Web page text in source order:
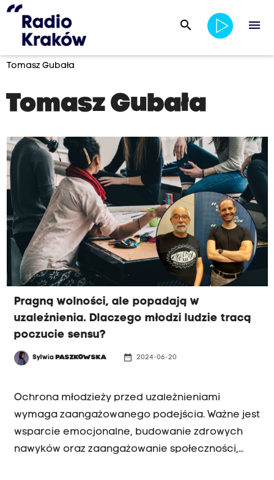
search menu
Tomasz Gubała
Tomasz Gubała
Pragną wolności, ale popadają w
uzależnienia. Dlaczego młodzi ludzie tracą
poczucie sensu?
Sylwia PASZKOWSKA date_range 2024-06-20
Ochrona młodzieży przed uzależnieniami
wymaga zaangażowanego podejścia. Ważne jest
wsparcie emocjonalne, budowanie zdrowych
nawyków oraz zaangażowanie społeczności,